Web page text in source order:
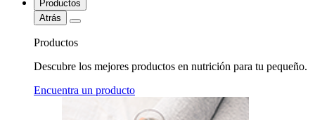
Productos
Atrás
Productos
Descubre los mejores productos en nutrición para tu pequeño.
Encuentra un producto